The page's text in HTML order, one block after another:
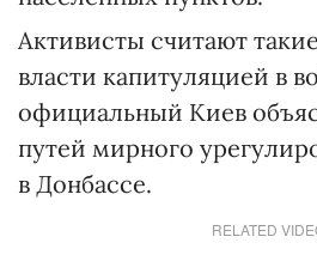
Активисты считают
власти капитуляцией в
официальный Киев
путей мирного
в Донбассе.
RELATED